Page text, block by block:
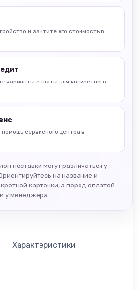
и зачтите его стоимость в
варианты оплаты для конкретного
помощь сервисного центра в
поставки могут различаться у
на название и
карточки, а перед оплатой
у менеджера.
Характеристики